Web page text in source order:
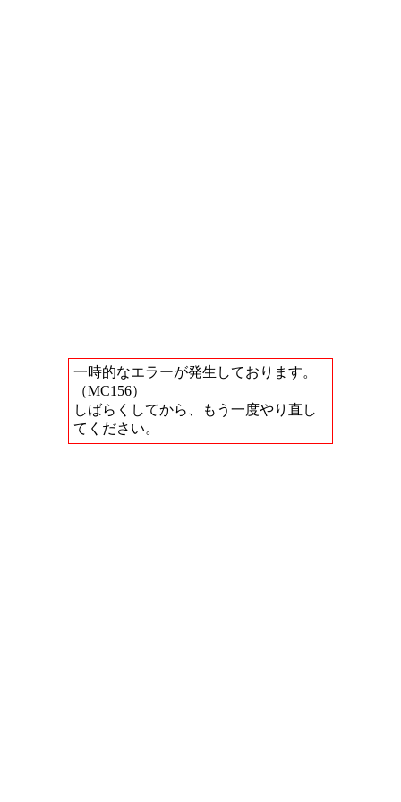
一時的なエラーが発生しております。
（MC156）
しばらくしてから、もう一度やり直し
てください。